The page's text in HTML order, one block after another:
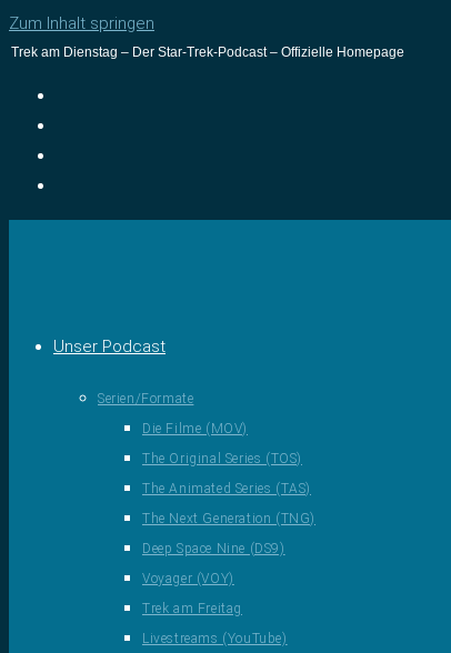
Zum Inhalt springen
Trek am Dienstag – Der Star-Trek-Podcast – Offizielle Homepage
Unser Podcast
Serien/Formate
Die Filme (MOV)
The Original Series (TOS)
The Animated Series (TAS)
The Next Generation (TNG)
Deep Space Nine (DS9)
Voyager (VOY)
Trek am Freitag
Livestreams (YouTube)